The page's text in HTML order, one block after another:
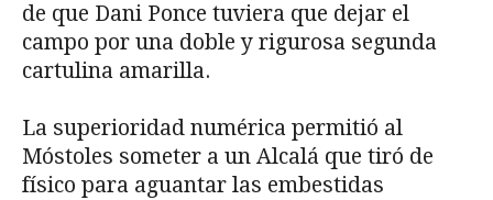
de que Dani Ponce tuviera que dejar el
campo por una doble y rigurosa segunda
cartulina amarilla.
La superioridad numérica permitió al
Móstoles someter a un Alcalá que tiró de
físico para aguantar las embestidas